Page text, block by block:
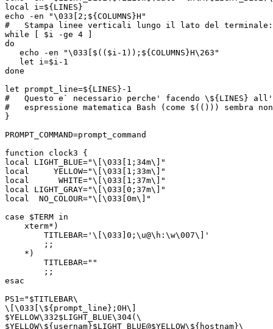
local i=${LINES}
echo -en "\033[2;${COLUMNS}H"
#   Stampa linee verticali lungo il lato del terminale:
while [ $i -ge 4 ]
do
   echo -en "\033[$(($i-1));${COLUMNS}H\263"
   let i=$i-1
done
let prompt_line=${LINES}-1
#   Questo e` necessario perche' facendo \${LINES}
#   espressione matematica Bash (come $(())) sembra
}
PROMPT_COMMAND=prompt_command
function clock3 {
local LIGHT_BLUE="\[\033[1;34m\]"
local     YELLOW="\[\033[1;33m\]"
local      WHITE="\[\033[1;37m\]"
local LIGHT_GRAY="\[\033[0;37m\]"
local  NO_COLOUR="\[\033[0m\]"
case $TERM in
    xterm*)
        TITLEBAR='\[\033]0;\u@\h:\w\007\]'
        ;;
    *)
        TITLEBAR=""
        ;;
esac
PS1="$TITLEBAR\
\[\033[\${prompt_line};0H\]
$YELLOW\332$LIGHT_BLUE\304(\
$YELLOW\${usernam}$LIGHT_BLUE@$YELLOW\${hostnam}\